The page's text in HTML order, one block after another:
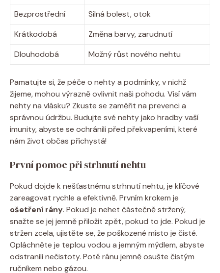
Bezprostřední
Silná bolest, otok
Krátkodobá
Změna barvy, zarudnutí
Dlouhodobá
Možný růst nového nehtu
Pamatujte si, že péče o nehty a podmínky, v nichž
žijeme, mohou výrazně ovlivnit naši pohodu. Visí vám
nehty na vlásku? Zkuste se zaměřit na prevenci a
správnou údržbu. Budujte své nehty jako hradby vaší
imunity, abyste se ochránili před překvapeními, které
nám život občas přichystá!
První pomoc při strhnutí nehtu
Pokud dojde k nešťastnému strhnutí nehtu, je klíčové
zareagovat rychle a efektivně. Prvním krokem je
ošetření rány. Pokud je nehet částečně stržený,
snažte se jej jemně přiložit zpět, pokud to jde. Pokud je
stržen zcela, ujistěte se, že poškozené místo je čisté.
Opláchněte je teplou vodou a jemným mýdlem, abyste
odstranili nečistoty. Poté ránu jemně osušte čistým
ručníkem nebo gázou.